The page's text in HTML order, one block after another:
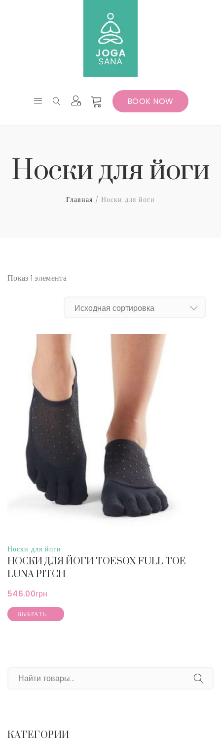
BOOK NOW
Носки для йоги
Главная Носки для йоги
Показ 1 элемента
Носки для йоги
НОСКИ ДЛЯ ЙОГИ TOESOX FULL TOE
LUNA PITCH
546.00грн
ВЫБРАТЬ ...
КАТЕГОРИИ